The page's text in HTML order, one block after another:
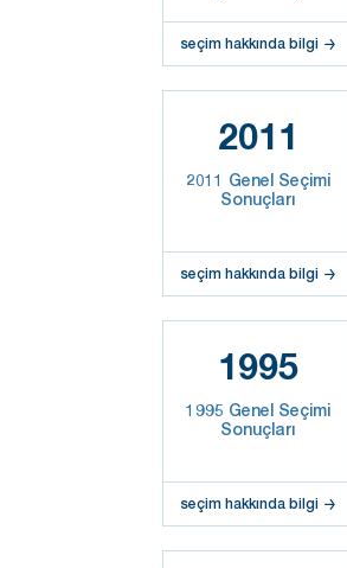
seçim hakkında bilgi
2011
2011 Genel Seçimi
Sonuçları
seçim hakkında bilgi
1995
1995 Genel Seçimi
Sonuçları
seçim hakkında bilgi